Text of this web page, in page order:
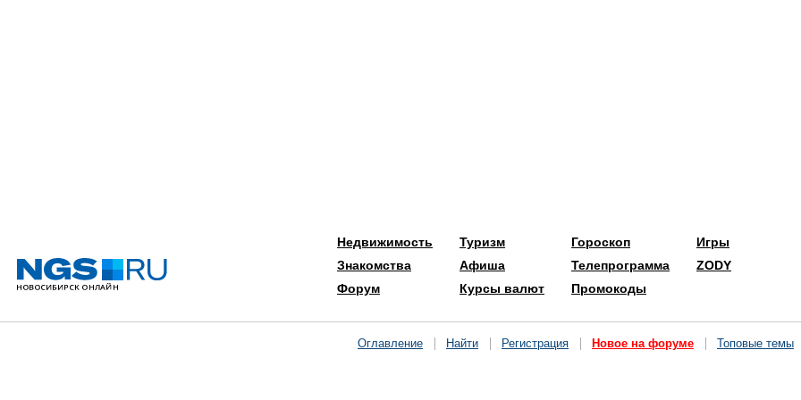
Недвижимость
Знакомства
Форум
Туризм
Афиша
Курсы валют
Гороскоп
Телепрограмма
Промокоды
Игры
ZODY
Оглавление Найти Регистрация Новое на форуме Топовые темы